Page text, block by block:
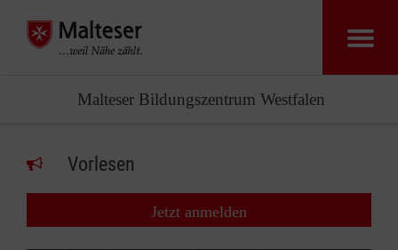
Malteser Bildungszentrum Westfalen
Vorlesen
Jetzt anmelden